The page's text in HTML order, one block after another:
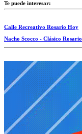
Te puede interesar:
Calle Recreativo Rosario Hoy
Nacho Scocco - Clásico Rosario